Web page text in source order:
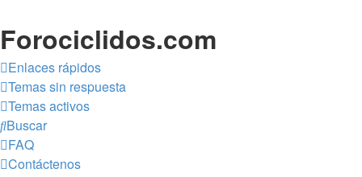
Forociclidos.com
Enlaces rápidos
Temas sin respuesta
Temas activos
Buscar
FAQ
Contáctenos